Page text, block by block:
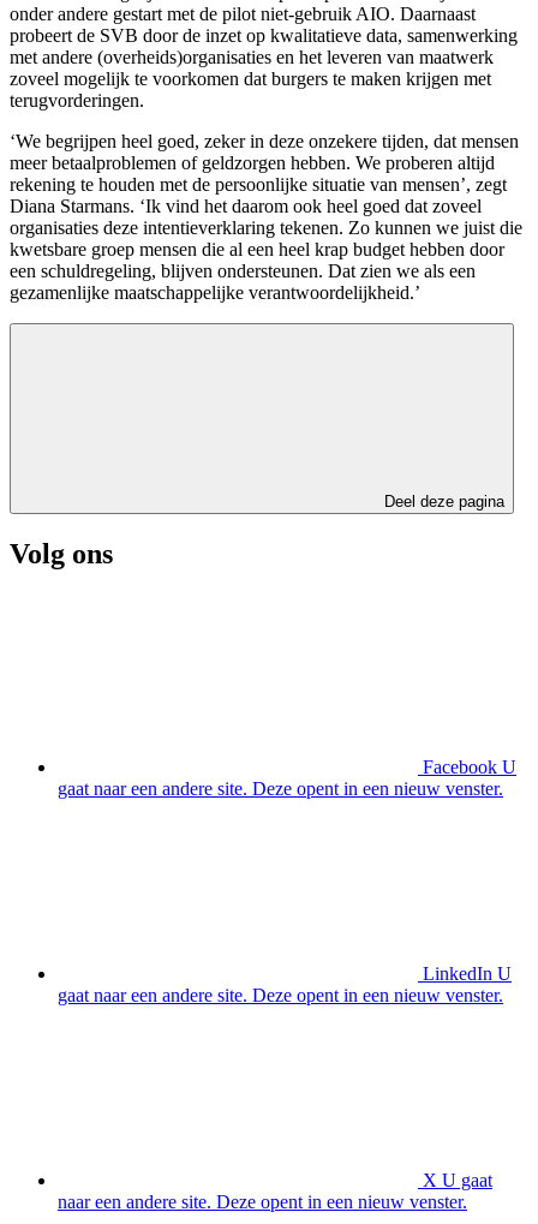
onder andere gestart met de pilot niet-gebruik AIO. Daarnaast
probeert de SVB door de inzet op kwalitatieve data, samenwerking
met andere (overheids)organisaties en het leveren van maatwerk
zoveel mogelijk te voorkomen dat burgers te maken krijgen met
terugvorderingen.
‘We begrijpen heel goed, zeker in deze onzekere tijden, dat mensen
meer betaalproblemen of geldzorgen hebben. We proberen altijd
rekening te houden met de persoonlijke situatie van mensen’, zegt
Diana Starmans. ‘Ik vind het daarom ook heel goed dat zoveel
organisaties deze intentieverklaring tekenen. Zo kunnen we juist die
kwetsbare groep mensen die al een heel krap budget hebben door
een schuldregeling, blijven ondersteunen. Dat zien we als een
gezamenlijke maatschappelijke verantwoordelijkheid.’
Deel deze pagina
Volg ons
Facebook U
gaat naar een andere site. Deze opent in een nieuw venster.
LinkedIn U
gaat naar een andere site. Deze opent in een nieuw venster.
X U gaat
naar een andere site. Deze opent in een nieuw venster.